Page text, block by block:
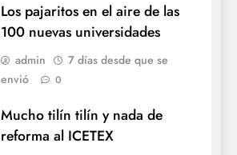
Los pajaritos en el aire de las
100 nuevas universidades
admin
7 días desde que se
envió
0
Mucho tilín tilín y nada de
reforma al ICETEX